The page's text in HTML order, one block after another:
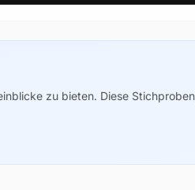
zu bieten. Diese